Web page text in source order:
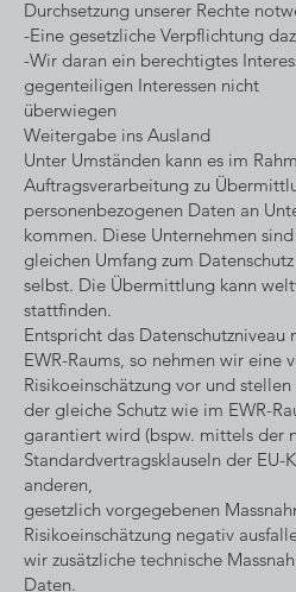
Durchsetzung unserer Rechte
-Eine gesetzliche Verpflichtung
-Wir daran ein berechtigtes
gegenteiligen Interessen nicht
überwiegen
Weitergabe ins Ausland
Unter Umständen kann es im
Auftragsverarbeitung zu
personenbezogenen Daten an
kommen. Diese Unternehmen
gleichen Umfang zum
selbst. Die Übermittlung kann
stattfinden.
Entspricht das
EWR-Raums, so nehmen wir eine
Risikoeinschätzung vor und
der gleiche Schutz wie im EWR-
garantiert wird (bspw. mittels der
Standardvertragsklauseln der EU-
anderen,
gesetzlich vorgegebenen
Risikoeinschätzung negativ
wir zusätzliche technische
Daten.